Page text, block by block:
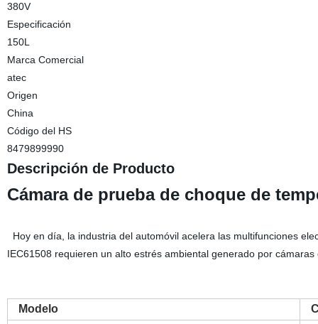
380V
Especificación
150L
Marca Comercial
atec
Origen
China
Código del HS
8479899990
Descripción de Producto
Cámara de prueba de choque de
Hoy en día, la industria del automóvil acelera las multifunciones
IEC61508 requieren un alto estrés ambiental generado por
Modelo